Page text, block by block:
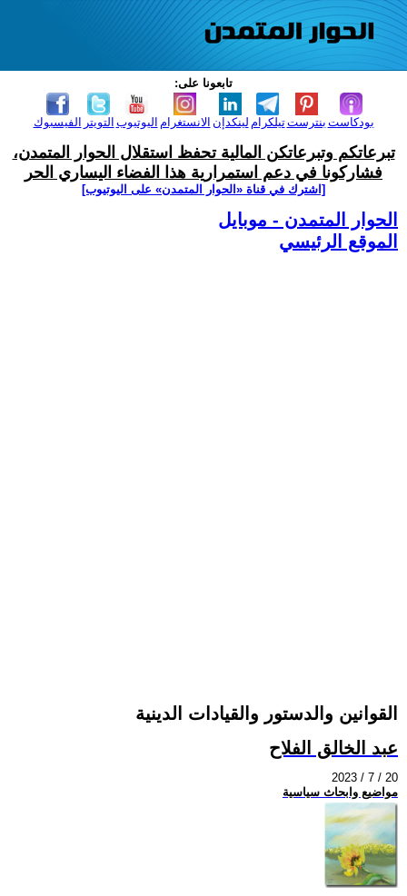
تابعونا على:
الفيسبوك التويتر اليوتيوب الانستغرام لينكدإن تيلكرامبنترست بودكاست
تبرعاتكم وتبرعاتكن المالية تحفظ استقلال الحوار المتمدن،
فشاركونا في دعم استمرارية هذا الفضاء اليساري الحر
[اشترك في قناة ‫«الحوار المتمدن» على اليوتيوب]
الحوار المتمدن - موبايل
الموقع الرئيسي
القوانين والدستور والقيادات الدينية
عبد الخالق الفلاح
2023 / 7 / 20
مواضيع وابحاث سياسية